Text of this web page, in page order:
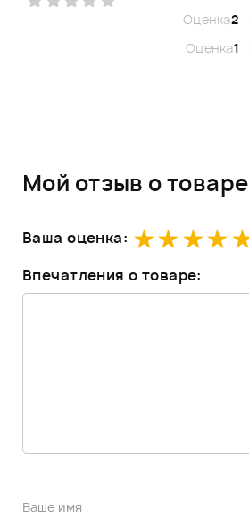
Оценка2
Оценка1
Мой отзыв о товаре
Ваша оценка:
Впечатления о товаре: